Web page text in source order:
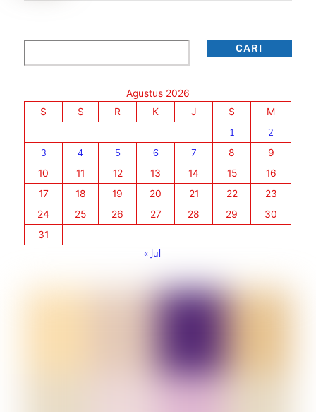
CARI
Agustus 2026
S
S R K J S
M
1
2
3
4 5 6 7 8
9
10
11 12 13 14 15
16
17
18 19 20 21 22
23
24
25 26 27 28 29
30
31
« Jul